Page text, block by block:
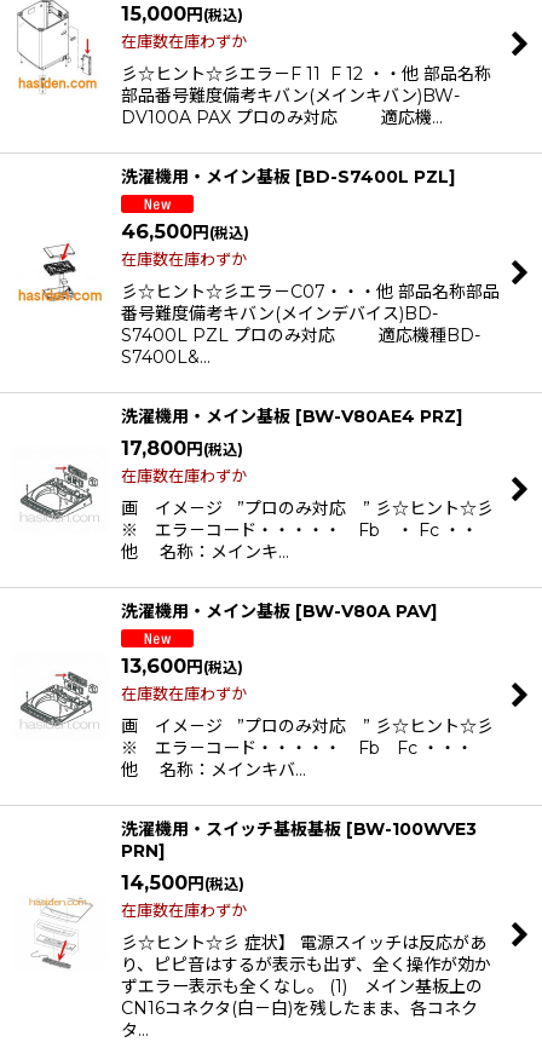
15,000円 (税込)
在庫数在庫わずか
彡☆ヒント☆彡エラ－F 11 F 12 ・・他 部品名称
部品番号難度備考キバン(メインキバン)BW-
DV100A PAX プロのみ対応 適応機…
洗濯機用・メイン基板 [BD-S7400L PZL]
46,500円 (税込)
在庫数在庫わずか
彡☆ヒント☆彡エラ－C07・・・他 部品名称部品
番号難度備考キバン(メインデバイス)BD-
S7400L PZL プロのみ対応 適応機種BD-
S7400L&…
洗濯機用・メイン基板 [BW-V80AE4 PRZ]
17,800円 (税込)
在庫数在庫わずか
画 イメ－ジ ”プロのみ対応 ” 彡☆ヒント☆彡
※ エラ－コード・・・・・ Fb ・ Fc ・・
他 名称：メインキ…
洗濯機用・メイン基板 [BW-V80A PAV]
13,600円 (税込)
在庫数在庫わずか
画 イメ－ジ ”プロのみ対応 ” 彡☆ヒント☆彡
※ エラ－コード・・・・・ Fb Fc ・・・
他 名称：メインキバ…
洗濯機用・スイッチ基板基板 [BW-100WVE3
PRN]
14,500円 (税込)
在庫数在庫わずか
彡☆ヒント☆彡 症状】 電源スイッチは反応があ
り、ピピ音はするが表示も出ず、全く操作が効か
ずエラー表示も全くなし。 (1) メイン基板上の
CN16コネクタ(白－白)を残したまま、各コネク
タ…